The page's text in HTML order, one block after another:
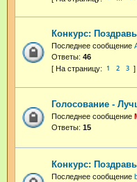
Конкурс:
Последнее сообщение
Ответы: 46
1 2 3
Голосование -
Последнее сообщение
Ответы: 15
Конкурс:
Последнее сообщение